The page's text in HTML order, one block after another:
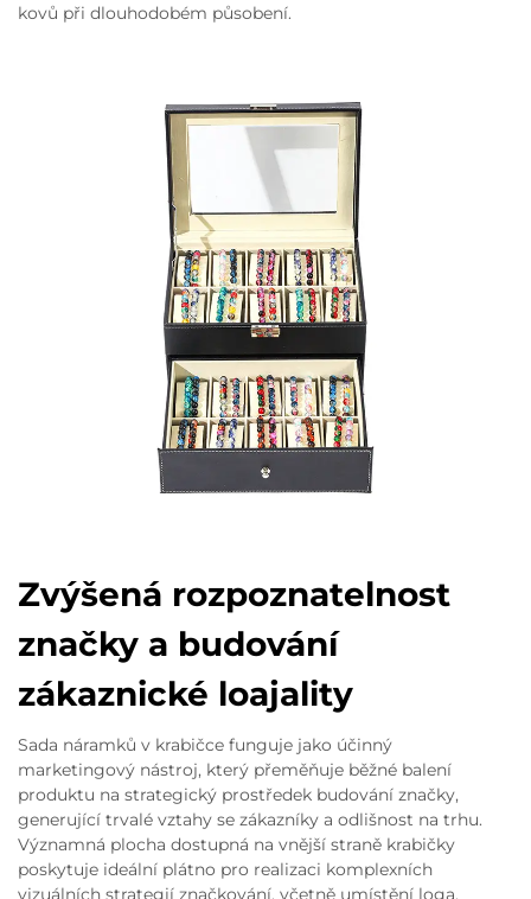
kovů při dlouhodobém působení.
Zvýšená rozpoznatelnost
značky a budování
zákaznické loajality
Sada náramků v krabičce funguje jako účinný
marketingový nástroj, který přeměňuje běžné balení
produktu na strategický prostředek budování značky,
generující trvalé vztahy se zákazníky a odlišnost na trhu.
Významná plocha dostupná na vnější straně krabičky
poskytuje ideální plátno pro realizaci komplexních
vizuálních strategií značkování, včetně umístění loga,